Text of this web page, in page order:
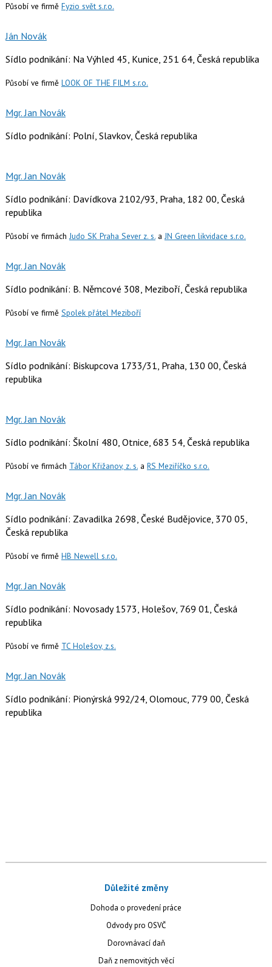
Působí ve firmě Fyzio svět s.r.o.
Ján Novák
Sídlo podnikání: Na Výhled 45, Kunice, 251 64, Česká republika
Působí ve firmě LOOK OF THE FILM s.r.o.
Mgr. Jan Novák
Sídlo podnikání: Polní, Slavkov, Česká republika
Mgr. Jan Novák
Sídlo podnikání: Davídkova 2102/93, Praha, 182 00, Česká
republika
Působí ve firmách Judo SK Praha Sever z. s.a JN Green likvidace s.r.o.
Mgr. Jan Novák
Sídlo podnikání: B. Němcové 308, Meziboří, Česká republika
Působí ve firmě Spolek přátel Meziboří
Mgr. Jan Novák
Sídlo podnikání: Biskupcova 1733/31, Praha, 130 00, Česká
republika
Mgr. Jan Novák
Sídlo podnikání: Školní 480, Otnice, 683 54, Česká republika
Působí ve firmách Tábor Křižanov, z. s.a RS Meziříčko s.r.o.
Mgr. Jan Novák
Sídlo podnikání: Zavadilka 2698, České Budějovice, 370 05,
Česká republika
Působí ve firmě HB Newell s.r.o.
Mgr. Jan Novák
Sídlo podnikání: Novosady 1573, Holešov, 769 01, Česká
republika
Působí ve firmě TC Holešov, z.s.
Mgr. Jan Novák
Sídlo podnikání: Pionýrská 992/24, Olomouc, 779 00, Česká
republika
Důležité změny
Dohoda o provedení práce
Odvody pro OSVČ
Dorovnávací daň
Daň z nemovitých věcí